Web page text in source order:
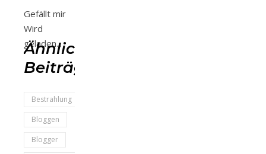
Gefällt mir
Wird
geladen...
Ähnliche
Beiträge
Bestrahlung
Bloggen
Blogger